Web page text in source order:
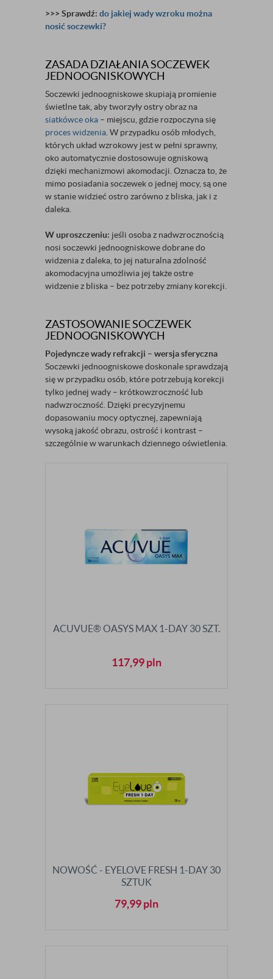
>>> Sprawdź: do jakiej wady wzroku można
nosić soczewki?
ZASADA DZIAŁANIA SOCZEWEK
JEDNOOGNISKOWYCH
Soczewki jednoogniskowe skupiają promienie
świetlne tak, aby tworzyły ostry obraz na
siatkówce oka – miejscu, gdzie rozpoczyna się
proces widzenia . W przypadku osób młodych,
których układ wzrokowy jest w pełni sprawny,
oko automatycznie dostosowuje ogniskową
dzięki mechanizmowi akomodacji. Oznacza to, że
mimo posiadania soczewek o jednej mocy, są one
w stanie widzieć ostro zarówno z bliska, jak i z
daleka.
W uproszczeniu: jeśli osoba z nadwzrocznością
nosi soczewki jednoogniskowe dobrane do
widzenia z daleka, to jej naturalna zdolność
akomodacyjna umożliwia jej także ostre
widzenie z bliska – bez potrzeby zmiany korekcji.
ZASTOSOWANIE SOCZEWEK
JEDNOOGNISKOWYCH
Pojedyncze wady refrakcji – wersja sferyczna
Soczewki jednoogniskowe doskonale sprawdzają
się w przypadku osób, które potrzebują korekcji
tylko jednej wady – krótkowzroczność lub
nadwzroczność. Dzięki precyzyjnemu
dopasowaniu mocy optycznej, zapewniają
wysoką jakość obrazu, ostrość i kontrast –
szczególnie w warunkach dziennego oświetlenia.
ACUVUE® OASYS MAX 1-DAY 30 SZT.
117,99pln
NOWOŚĆ - EYELOVE FRESH 1-DAY 30
SZTUK
79,99pln